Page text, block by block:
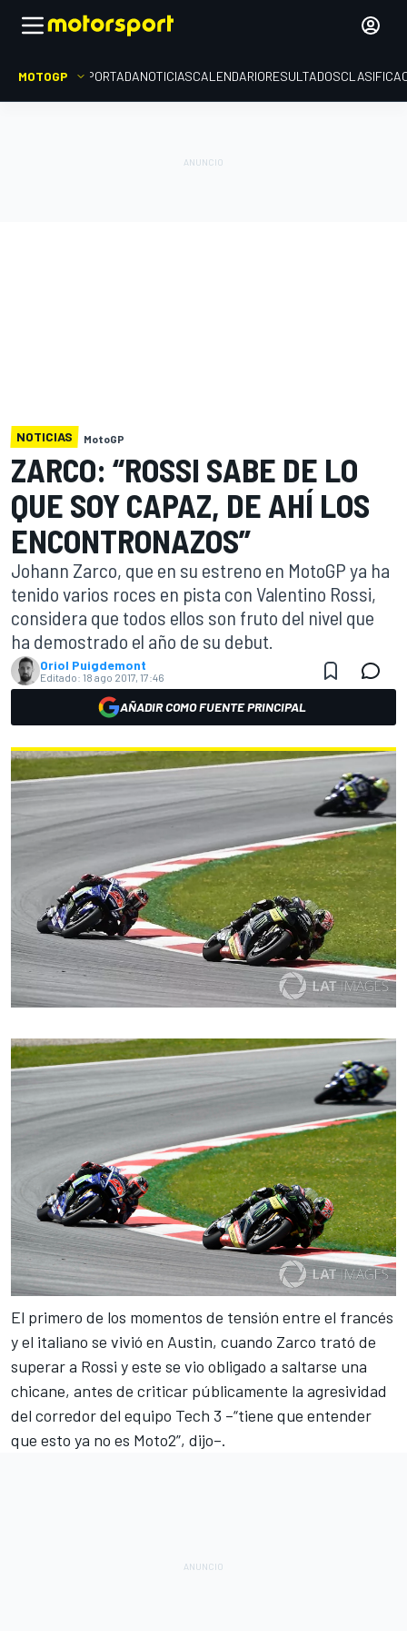
MOTOGP PORTADANOTICIASCALENDARIORESULTADOS
NOTICIAS MotoGP
ZARCO: “ROSSI SABE DE LO
QUE SOY CAPAZ, DE AHÍ LOS
ENCONTRONAZOS”
Johann Zarco, que en su estreno en MotoGP ya ha
tenido varios roces en pista con Valentino Rossi,
considera que todos ellos son fruto del nivel que
ha demostrado el año de su debut.
Oriol Puigdemont
Editado: 18 ago 2017, 17:46
AÑADIR COMO FUENTE PRINCIPAL
El primero de los momentos de tensión entre el francés
y el italiano se vivió en Austin, cuando Zarco trató de
superar a Rossi y este se vio obligado a saltarse una
chicane, antes de criticar públicamente la agresividad
del corredor del equipo Tech 3 –“tiene que entender
que esto ya no es Moto2”, dijo–.